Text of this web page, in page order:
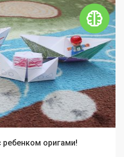
ребенком оригами!